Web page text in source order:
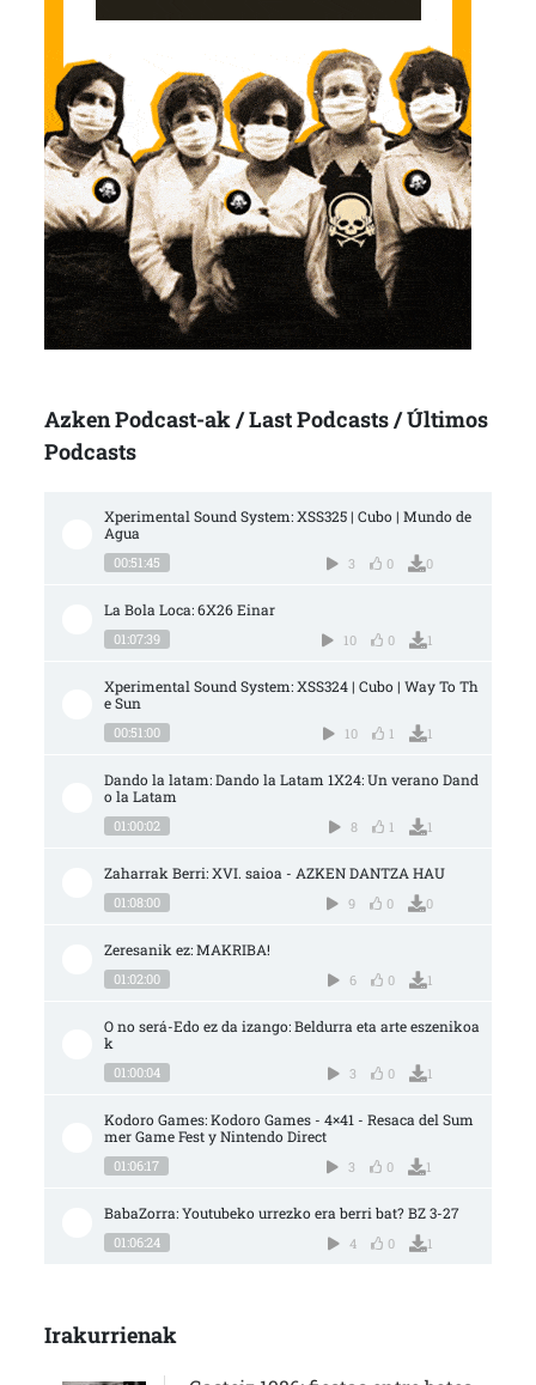
Azken Podcast-ak / Last Podcasts / Últimos
Podcasts
Xperimental Sound System: XSS325 | Cubo | Mundo de
Agua
00:51:45 3 0 0
La Bola Loca: 6X26 Einar
01:07:39 10 0 1
Xperimental Sound System: XSS324 | Cubo | Way To Th
e Sun
00:51:00 10 1 1
Dando la latam: Dando la Latam 1X24: Un verano Dand
o la Latam
01:00:02 8 1 1
Zaharrak Berri: XVI. saioa - AZKEN DANTZA HAU
01:08:00 9 0 0
Zeresanik ez: MAKRIBA!
01:02:00 6 0 1
O no será-Edo ez da izango: Beldurra eta arte eszenikoa
k
01:00:04 3 0 1
Kodoro Games: Kodoro Games - 4×41 - Resaca del Sum
mer Game Fest y Nintendo Direct
01:06:17 3 0 1
BabaZorra: Youtubeko urrezko era berri bat? BZ 3-27
01:06:24 4 0 1
Irakurrienak